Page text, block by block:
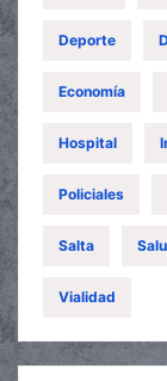
Deporte
Economía
Hospital
Policiales
Salta
Vialidad